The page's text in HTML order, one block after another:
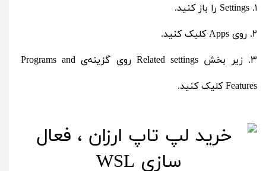
۱. Settings را باز کنید.
۲. روی Apps کلیک کنید.
۳. زیر بخش Related settings روی گزینه‌ی Programs and
Features کلیک کنید.